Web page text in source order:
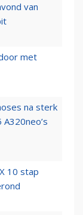
van
met
na sterk
10 stap